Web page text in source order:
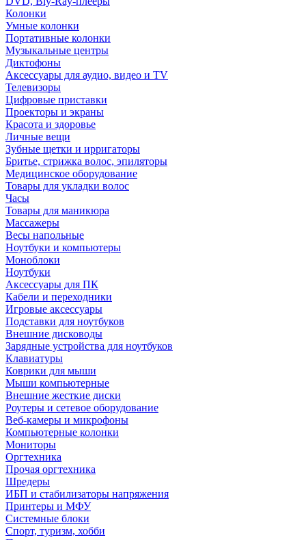
Колонки
Умные колонки
Портативные колонки
Музыкальные центры
Диктофоны
Аксессуары для аудио, видео и TV
Телевизоры
Цифровые приставки
Проекторы и экраны
Красота и здоровье
Личные вещи
Зубные щетки и ирригаторы
Бритье, стрижка волос, эпиляторы
Медицинское оборудование
Товары для укладки волос
Часы
Товары для маникюра
Массажеры
Весы напольные
Ноутбуки и компьютеры
Моноблоки
Ноутбуки
Аксессуары для ПК
Кабели и переходники
Игровые аксессуары
Подставки для ноутбуков
Внешние дисководы
Зарядные устройства для ноутбуков
Клавиатуры
Коврики для мыши
Мыши компьютерные
Внешние жесткие диски
Роутеры и сетевое оборудование
Веб-камеры и микрофоны
Компьютерные колонки
Мониторы
Оргтехника
Прочая оргтехника
Шредеры
ИБП и стабилизаторы напряжения
Принтеры и МФУ
Системные блоки
Спорт, туризм, хобби